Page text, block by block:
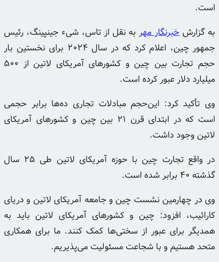
است.
به گزارشخبرنگار مهربه نقل از تاس، شیء جینپینگ، رئیس
جمهور چین، اعلام کرد که در سال ۲۰۲۴ برای نخستین بار
حجم تجارت بین چین و کشورهای آمریکای لاتین از ۵۰۰
میلیارد دلار عبور کرده است.
وی تأکید کرد: این‌حجم مبادلات تجاری ده‌ها برابر حجمی
است که در ابتدای قرن ۲۱ بین چین و کشورهای آمریکای
لاتین وجود داشت.
در واقع تجارت چین با حوزه آمریکای لاتین طی ۲۵ سال
گذشته ۴۰ برابر شده است.
وی در چهارمین نشست چین و جامعه آمریکای لاتین و دریای
کارائیب، افزود: چین و کشورهای آمریکای لاتین باید به
همدیگر برای عبور از سختی‌ها کمک کنند. ما برای همکاری
متحد هستیم و با شجاعت مسئولیت می‌پذیریم.